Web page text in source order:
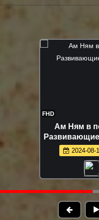
FHD
Маша Капуки
2024-08-